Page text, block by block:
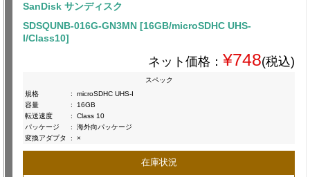
SanDisk サンディスク
SDSQUNB-016G-GN3MN [16GB/microSDHC UHS-
I/Class10]
ネット価格： ¥748(税込)
スペック
規格
:
microSDHC UHS-I
容量
:
16GB
転送速度
:
Class 10
パッケージ
:
海外向パッケージ
変換アダプタ
: ×
在庫状況